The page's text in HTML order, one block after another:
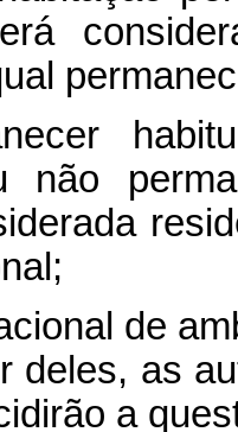
não
de
deles, as
a